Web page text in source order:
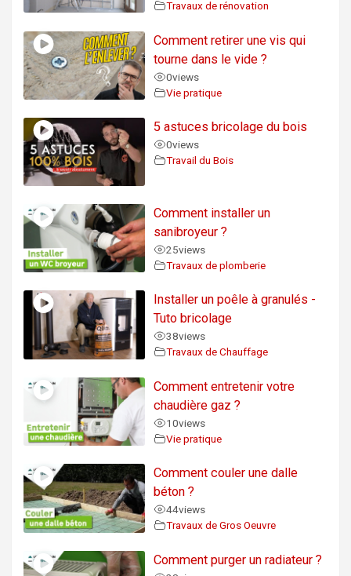
Travaux de rénovation
Comment retirer une vis qui
tourne dans le vide ?
0views
Vie pratique
5 astuces bricolage du bois
0views
Travail du Bois
Comment installer un
sanibroyeur ?
25views
Travaux de plomberie
Installer un poêle à granulés -
Tuto bricolage
38views
Travaux de Chauffage
Comment entretenir votre
chaudière gaz ?
10views
Vie pratique
Comment couler une dalle
béton ?
44views
Travaux de Gros Oeuvre
Comment purger un radiateur ?